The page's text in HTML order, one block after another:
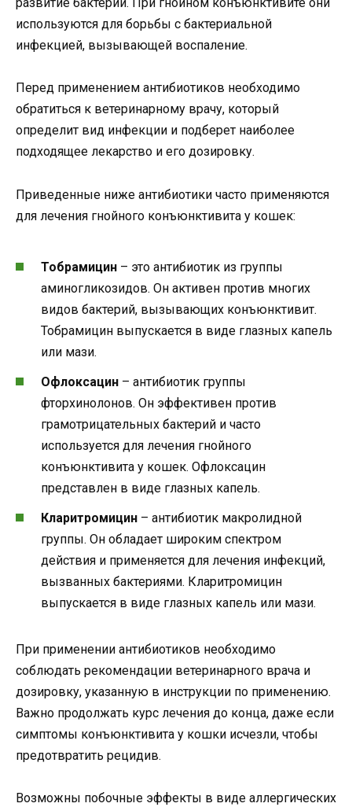
используются для борьбы с бактериальной
инфекцией, вызывающей воспаление.
Перед применением антибиотиков необходимо
обратиться к ветеринарному врачу, который
определит вид инфекции и подберет наиболее
подходящее лекарство и его дозировку.
Приведенные ниже антибиотики часто применяются
для лечения гнойного конъюнктивита у кошек:
Тобрамицин – это антибиотик из группы
аминогликозидов. Он активен против многих
видов бактерий, вызывающих конъюнктивит.
Тобрамицин выпускается в виде глазных капель
или мази.
Офлоксацин – антибиотик группы
фторхинолонов. Он эффективен против
грамотрицательных бактерий и часто
используется для лечения гнойного
конъюнктивита у кошек. Офлоксацин
представлен в виде глазных капель.
Кларитромицин – антибиотик макролидной
группы. Он обладает широким спектром
действия и применяется для лечения инфекций,
вызванных бактериями. Кларитромицин
выпускается в виде глазных капель или мази.
При применении антибиотиков необходимо
соблюдать рекомендации ветеринарного врача и
дозировку, указанную в инструкции по применению.
Важно продолжать курс лечения до конца, даже если
симптомы конъюнктивита у кошки исчезли, чтобы
предотвратить рецидив.
Возможны побочные эффекты в виде аллергических